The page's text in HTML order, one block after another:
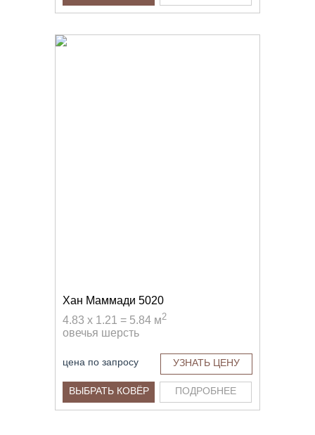
Хан Маммади 5020
4.83 x 1.21 = 5.84 м2
овечья шерсть
цена по запросу УЗНАТЬ ЦЕНУ
ВЫБРАТЬ КОВЁР ПОДРОБНЕЕ